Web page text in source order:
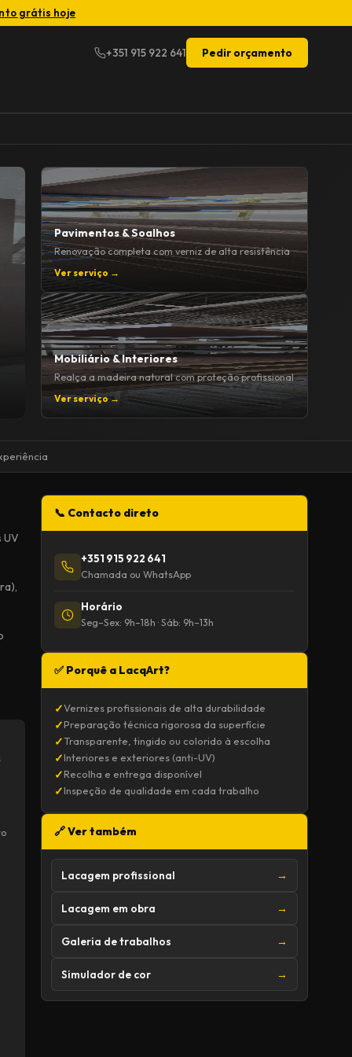
grátis hoje
+351 915 922 641 Pedir orçamento
Pavimentos & Soalhos
Renovação completa com verniz de alta resistência
Ver serviço →
Mobiliário & Interiores
Realça a madeira natural com proteção profissional
Ver serviço →
📞 Contacto direto
+351 915 922 641
Chamada ou WhatsApp
Horário
Seg–Sex: 9h–18h · Sáb: 9h–13h
✅ Porquê a LacqArt?
✓Vernizes profissionais de alta durabilidade
✓Preparação técnica rigorosa da superfície
✓Transparente, tingido ou colorido à escolha
✓Interiores e exteriores (anti-UV)
✓Recolha e entrega disponível
✓Inspeção de qualidade em cada trabalho
🔗 Ver também
Lacagem profissional →
Lacagem em obra →
Galeria de trabalhos →
Simulador de cor →